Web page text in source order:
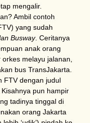
mengalir.
Ambil contoh
yang sudah
Busway. Ceritanya
anak orang
melayu jalanan,
bus TransJakarta.
FTV dengan judul
Kisahnya pun hampir
tadinya tinggal di
orang Jakarta